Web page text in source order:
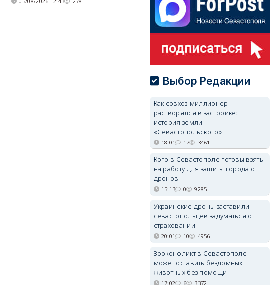
05/08/2026 08:01 5634
Выбор Редакции
Как совхоз-миллионер
растворялся в застройке:
история земли
«Севастопольского»
18:01 17 3461
Кого в Севастополе готовы взять
на работу для защиты города от
дронов
15:13 0 9285
Украинские дроны заставили
севастопольцев задуматься о
страховании
20:01 10 4956
Зооконфликт в Севастополе
может оставить бездомных
животных без помощи
17:02 6 3372